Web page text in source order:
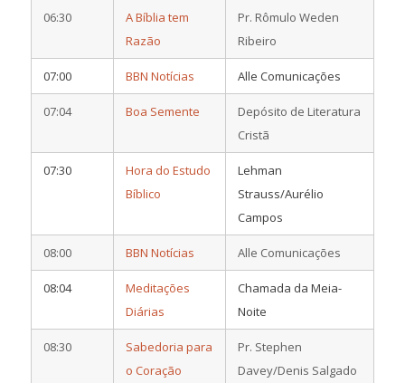
06:30
A Bíblia tem
Razão
Pr. Rômulo Weden
Ribeiro
07:00 BBN Notícias Alle Comunicações
07:04 Boa Semente
Depósito de Literatura
Cristã
07:30
Hora do Estudo
Bíblico
Lehman
Strauss/Aurélio
Campos
08:00 BBN Notícias Alle Comunicações
08:04
Meditações
Diárias
Chamada da Meia-
Noite
08:30
Sabedoria para
o Coração
Pr. Stephen
Davey/Denis Salgado